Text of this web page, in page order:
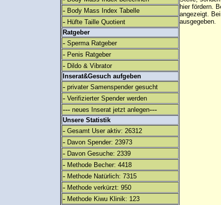
- Body Mass Index Tabelle
- Hüfte Taille Quotient
Ratgeber
- Sperma Ratgeber
- Penis Ratgeber
- Dildo & Vibrator
Inserat&Gesuch aufgeben
- privater Samenspender gesucht
- Verifizierter Spender werden
--- neues Inserat jetzt anlegen---
Unsere Statistik
- Gesamt User aktiv: 26312
- Davon Spender: 23973
- Davon Gesuche: 2339
- Methode Becher: 4418
- Methode Natürlich: 7315
- Methode verkürzt: 950
- Methode Kiwu Klinik: 123
hier fördern.
angezeigt.
ausgegeben.